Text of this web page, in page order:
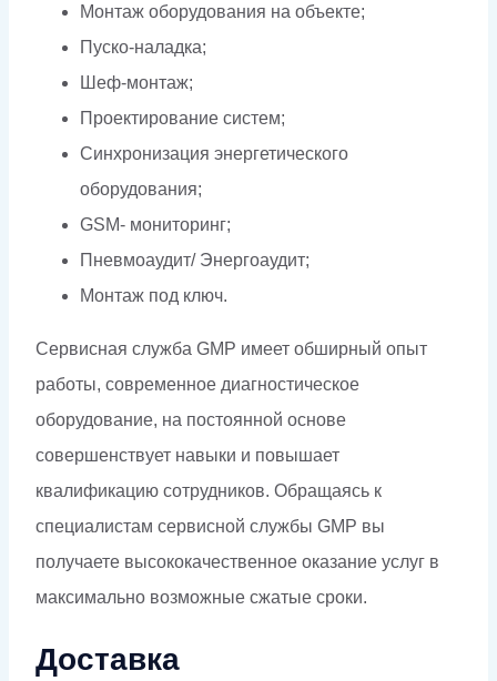
Монтаж оборудования на объекте;
Пуско-наладка;
Шеф-монтаж;
Проектирование систем;
Синхронизация энергетического
оборудования;
GSM- мониторинг;
Пневмоаудит/ Энергоаудит;
Монтаж под ключ.
Сервисная служба GMP имеет обширный опыт
работы, современное диагностическое
оборудование, на постоянной основе
совершенствует навыки и повышает
квалификацию сотрудников. Обращаясь к
специалистам сервисной службы GMP вы
получаете высококачественное оказание услуг в
максимально возможные сжатые сроки.
Доставка